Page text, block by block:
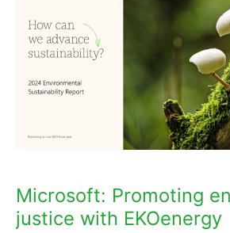
Microsoft: Promoting
justice with EKOenergy
environmental
justice
EKOenergy